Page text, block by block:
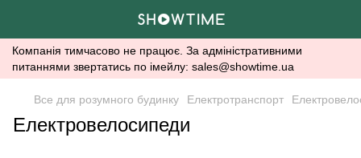
Компанія тимчасово не працює. За адміністративними
питаннями звертатись по імейлу: sales@showtime.ua
Все для розумного будинку Електротранспорт
Електровелосипеди